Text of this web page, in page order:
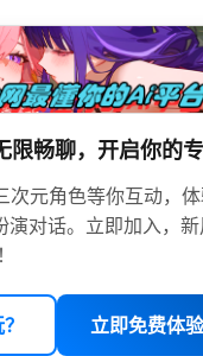
限畅聊，开启你的
次元角色等你互动，
演对话。立即加入，
立即免费体